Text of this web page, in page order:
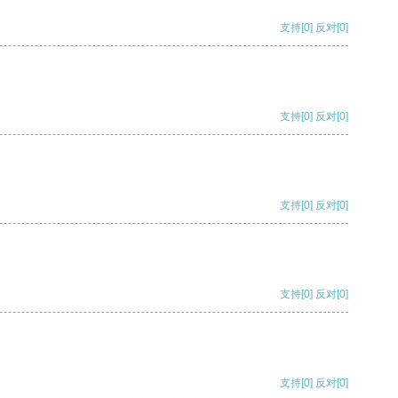
支持[0] 反对[0]
支持[0] 反对[0]
支持[0] 反对[0]
支持[0] 反对[0]
支持[0] 反对[0]